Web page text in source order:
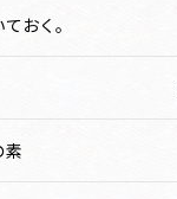
おく。
素